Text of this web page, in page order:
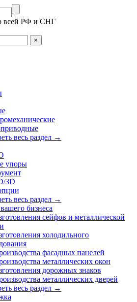
всей РФ и СНГ
×
весь раздел →
упоры
3D
весь раздел →
бизнеса
сейфов и металлической
холодильного
фасадных панелей
металлических окон
дорожных знаков
металлических дверей
весь раздел →